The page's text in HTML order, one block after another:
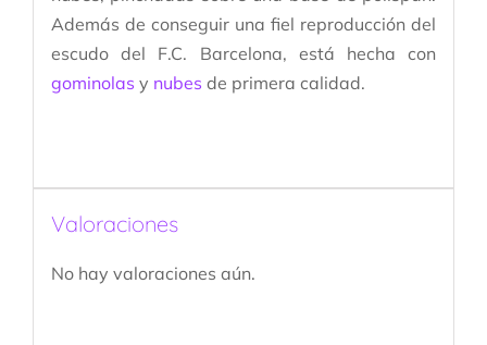
Además de conseguir una fiel reproducción del
escudo del F.C. Barcelona, está hecha con
gominolas y nubes de primera calidad.
Valoraciones
No hay valoraciones aún.